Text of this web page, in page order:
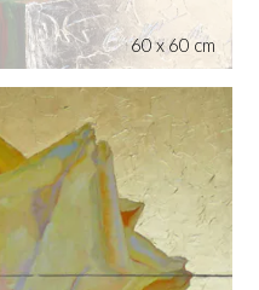
60 x 60 cm